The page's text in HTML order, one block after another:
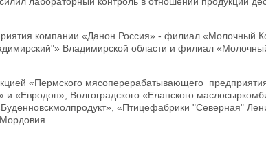
компании «Данон Россия» - филиал «Молочный
Владимирской области и филиал
«Пермского мясоперерабатывающего
«Евродон», Волгоградского «Еланского
«Птицефабрики "Северная"